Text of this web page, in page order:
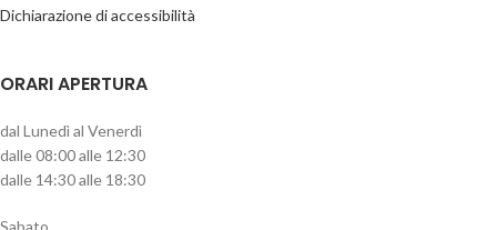
Dichiarazione di accessibilità
ORARI APERTURA
dal Lunedì al Venerdì
dalle 08:00 alle 12:30
dalle 14:30 alle 18:30
Sabato